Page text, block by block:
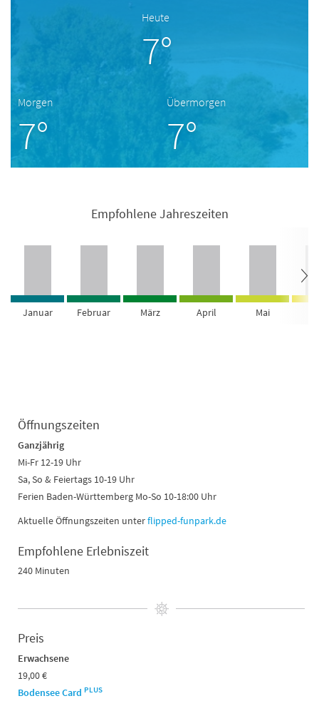
Heute
7°
Morgen
7°
Übermorgen
7°
Empfohlene Jahreszeiten
Januar Februar März April Mai
Öffnungszeiten
Ganzjährig
Mi-Fr 12-19 Uhr
Sa, So & Feiertags 10-19 Uhr
Ferien Baden-Württemberg Mo-So 10-18:00 Uhr
Aktuelle Öffnungszeiten unterflipped-funpark.de
Empfohlene Erlebniszeit
240 Minuten
Preis
Erwachsene
19,00 €
Bodensee Card PLUS